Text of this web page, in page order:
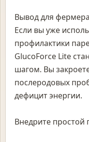
Вывод для
Если вы уже
профилактики
GlucoForce Lite
шагом. Вы
послеродовых
дефицит энергии.
Внедрите простой